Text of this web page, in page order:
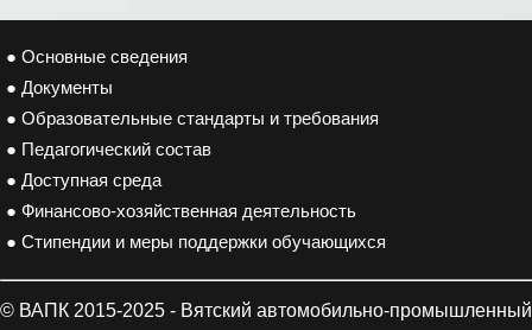
● Основные сведения
● Документы
● Образовательные стандарты и требования
● Педагогический состав
● Доступная среда
● Финансово-хозяйственная деятельность
● Стипендии и меры поддержки обучающихся
© ВАПК 2015-2025 - Вятский автомобильно-